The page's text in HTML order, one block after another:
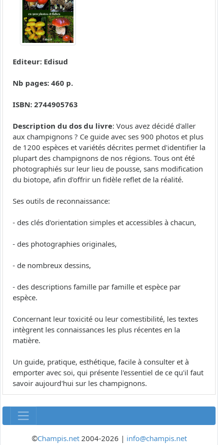
Editeur: Edisud
Nb pages: 460 p.
ISBN: 2744905763
Description du dos du livre: Vous avez décidé d'aller
aux champignons ? Ce guide avec ses 900 photos et plus
de 1200 espèces et variétés décrites permet d'identifier la
plupart des champignons de nos régions. Tous ont été
photographiés sur leur lieu de pousse, sans modification
du biotope, afin d'offrir un fidèle reflet de la réalité.
Ses outils de reconnaissance:
- des clés d'orientation simples et accessibles à chacun,
- des photographies originales,
- de nombreux dessins,
- des descriptions famille par famille et espèce par
espèce.
Concernant leur toxicité ou leur comestibilité, les textes
intègrent les connaissances les plus récentes en la
matière.
Un guide, pratique, esthétique, facile à consulter et à
emporter avec soi, qui présente l'essentiel de ce qu'il faut
savoir aujourd'hui sur les champignons.
©Champis.net2004-2026 | info@champis.net